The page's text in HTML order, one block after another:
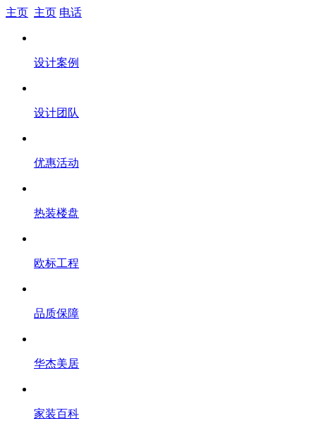
主页 主页 电话
设计案例
设计团队
优惠活动
热装楼盘
欧标工程
品质保障
华杰美居
家装百科